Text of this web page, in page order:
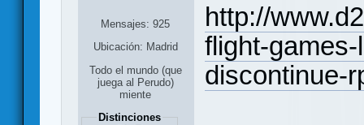
Mensajes: 925
Ubicación: Madrid
Todo el mundo (que
juega al Perudo)
miente
Distinciones
http://
flight-
discontinue-